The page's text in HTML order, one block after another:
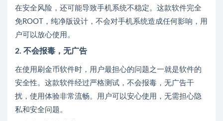
在安全风险，还可能导致手机系统不稳定。这款软件完全
免ROOT，纯净版设计，不会对手机系统造成任何影响，用
户可以放心使用。
2. 不会报毒，无广告
在使用刷金币软件时，用户最担心的问题之一就是软件的
安全性。这款软件经过严格测试，不会报毒，无广告干
扰，使用体验非常流畅。用户可以安心使用，无需担心隐
私和安全问题。